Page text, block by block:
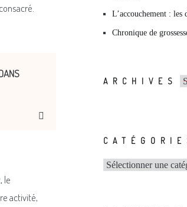
le
activité,
L’accouchement :
Chronique de
ARCHIVES
Catégories